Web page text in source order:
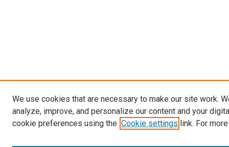
We use cookies that are necessary to make our site work.
analyze, improve, and personalize our content and your
cookie preferences using the Cookie settings link. For